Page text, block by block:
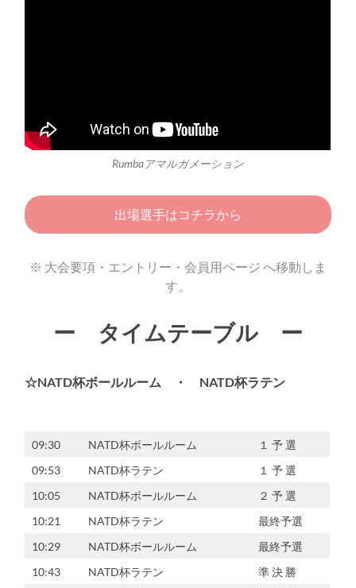
Rumbaアマルガメーション
出場選手はコチラから
※ 大会要項・エントリー・会員用ページ へ移動しま
す。
ー タイムテーブル ー
☆NATD杯ボールルーム ・ NATD杯ラテン
09:30 NATD杯ボールルーム
１ 予 選
09:53
NATD杯ラテン
１ 予 選
10:05
NATD杯ボールルーム
２ 予 選
10:21
NATD杯ラテン
最終予選
10:29
NATD杯ボールルーム
最終予選
10:43
NATD杯ラテン
準 決 勝